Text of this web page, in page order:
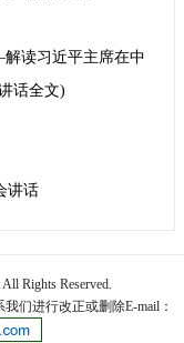
读习近平主席在中
的讲话
话全文)
讲话
Rights Reserved.
们进行改正或删除E-mail：